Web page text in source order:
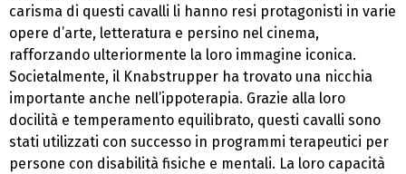
carisma di questi cavalli li hanno resi protagonisti in varie
opere d’arte, letteratura e persino nel cinema,
rafforzando ulteriormente la loro immagine iconica.
Societalmente, il Knabstrupper ha trovato una nicchia
importante anche nell’ippoterapia. Grazie alla loro
docilità e temperamento equilibrato, questi cavalli sono
stati utilizzati con successo in programmi terapeutici per
persone con disabilità fisiche e mentali. La loro capacità